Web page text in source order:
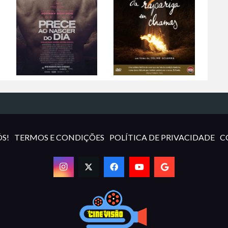
TERMOS E CONDIÇÕES POLÍTICA DE PRIVACIDADE